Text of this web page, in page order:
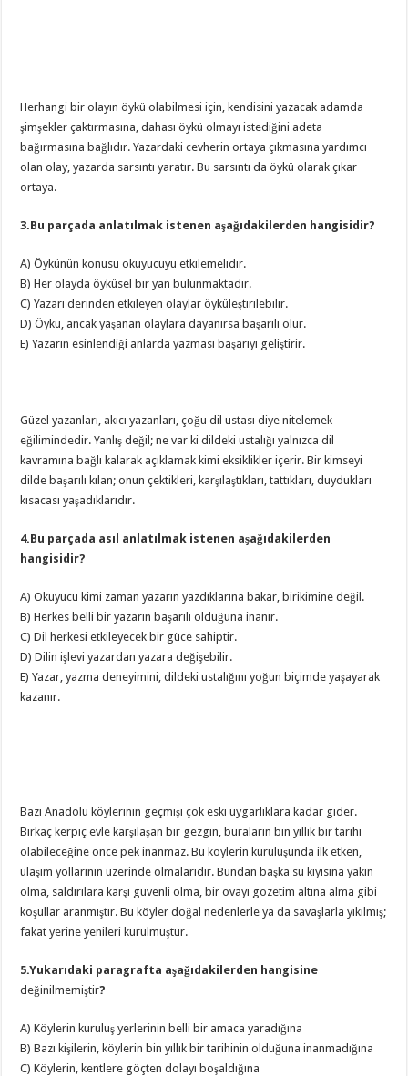
Herhangi bir olayın öykü olabilmesi için, kendisini yazacak adamda
şimşekler çaktırmasına, dahası öykü olmayı istediğini adeta
bağırmasına bağlıdır. Yazardaki cevherin ortaya çıkmasına yardımcı
olan olay, yazarda sarsıntı yaratır. Bu sarsıntı da öykü olarak çıkar
ortaya.
3.Bu parçada anlatılmak istenen aşağıdakilerden hangisidir?
A) Öykünün konusu okuyucuyu etkilemelidir.
B) Her olayda öyküsel bir yan bulunmaktadır.
C) Yazarı derinden etkileyen olaylar öyküleştirilebilir.
D) Öykü, ancak yaşanan olaylara dayanırsa başarılı olur.
E) Yazarın esinlendiği anlarda yazması başarıyı geliştirir.
Güzel yazanları, akıcı yazanları, çoğu dil ustası diye nitelemek
eğilimindedir. Yanlış değil; ne var ki dildeki ustalığı yalnızca dil
kavramına bağlı kalarak açıklamak kimi eksiklikler içerir. Bir kimseyi
dilde başarılı kılan; onun çektikleri, karşılaştıkları, tattıkları, duydukları
kısacası yaşadıklarıdır.
4.Bu parçada asıl anlatılmak istenen aşağıdakilerden
hangisidir?
A) Okuyucu kimi zaman yazarın yazdıklarına bakar, birikimine değil.
B) Herkes belli bir yazarın başarılı olduğuna inanır.
C) Dil herkesi etkileyecek bir güce sahiptir.
D) Dilin işlevi yazardan yazara değişebilir.
E) Yazar, yazma deneyimini, dildeki ustalığını yoğun biçimde yaşayarak
kazanır.
Bazı Anadolu köylerinin geçmişi çok eski uygarlıklara kadar gider.
Birkaç kerpiç evle karşılaşan bir gezgin, buraların bin yıllık bir tarihi
olabileceğine önce pek inanmaz. Bu köylerin kuruluşunda ilk etken,
ulaşım yollarının üzerinde olmalarıdır. Bundan başka su kıyısına yakın
olma, saldırılara karşı güvenli olma, bir ovayı gözetim altına alma gibi
koşullar aranmıştır. Bu köyler doğal nedenlerle ya da savaşlarla yıkılmış;
fakat yerine yenileri kurulmuştur.
5.Yukarıdaki paragrafta aşağıdakilerden hangisine
değinilmemiştir?
A) Köylerin kuruluş yerlerinin belli bir amaca yaradığına
B) Bazı kişilerin, köylerin bin yıllık bir tarihinin olduğuna inanmadığına
C) Köylerin, kentlere göçten dolayı boşaldığına